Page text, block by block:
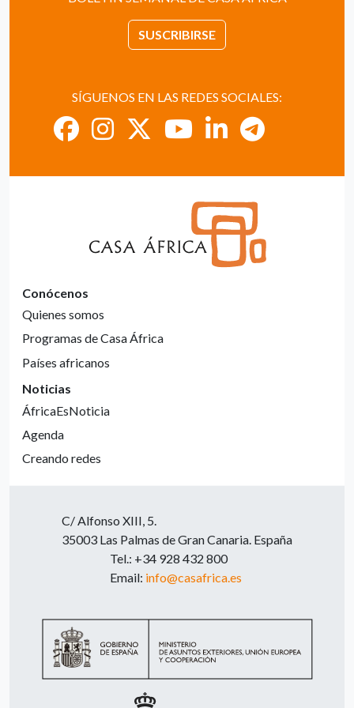
SUSCRIBIRSE
SÍGUENOS EN LAS REDES SOCIALES:
Conócenos
Quienes somos
Programas de Casa África
Países africanos
Noticias
ÁfricaEsNoticia
Agenda
Creando redes
C/ Alfonso XIII, 5.
35003 Las Palmas de Gran Canaria. España
Tel.: +34 928 432 800
Email: info@casafrica.es